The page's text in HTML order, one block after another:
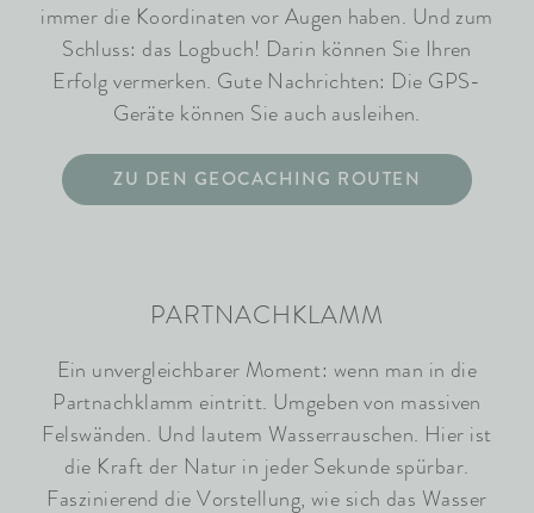
immer die Koordinaten vor Augen haben. Und zum
Schluss: das Logbuch! Darin können Sie Ihren
Erfolg vermerken. Gute Nachrichten: Die GPS-
Geräte können Sie auch ausleihen.
ZU DEN GEOCACHING ROUTEN
PARTNACHKLAMM
Ein unvergleichbarer Moment: wenn man in die
Partnachklamm eintritt. Umgeben von massiven
Felswänden. Und lautem Wasserrauschen. Hier ist
die Kraft der Natur in jeder Sekunde spürbar.
Faszinierend die Vorstellung, wie sich das Wasser